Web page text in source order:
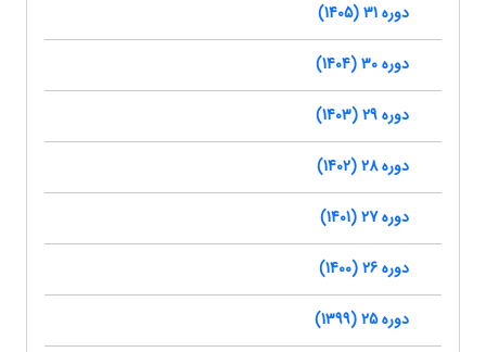
دوره 31 (1405)
دوره 30 (1404)
دوره 29 (1403)
دوره 28 (1402)
دوره 27 (1401)
دوره 26 (1400)
دوره 25 (1399)